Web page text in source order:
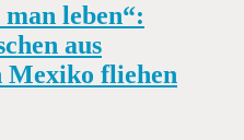
leben“:
aus
Mexiko fliehen